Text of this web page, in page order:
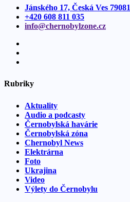
Jánského 17, Česká Ves 79081
+420 608 811 035
info@chernobylzone.cz
Rubriky
Aktuality
Audio a podcasty
Černobylská havárie
Černobylská zóna
Chernobyl News
Elektrárna
Foto
Ukrajina
Video
Výlety do Černobylu